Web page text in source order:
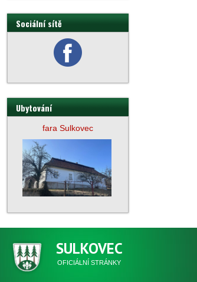
Sociální sítě
Ubytování
fara Sulkovec
SULKOVEC
OFICIÁLNÍ STRÁNKY